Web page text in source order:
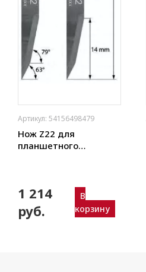
Артикул: 54156498479
Нож Z22 для
планшетного
JingWei и пр.)
1 214
руб.
В
корзину